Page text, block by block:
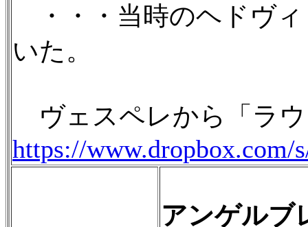
・・・当時のヘドヴィ
いた。
ヴェスペレから「ラ
https://www.dropbox.com/
アンゲルブ